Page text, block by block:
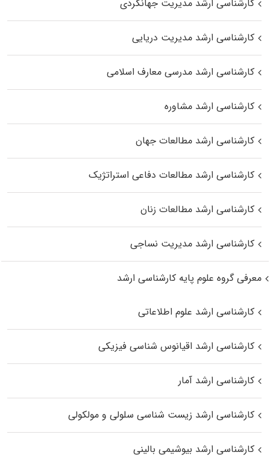
کارشناسی ارشد مدیریت جهانگردی
کارشناسی ارشد مدیریت دریایی
کارشناسی ارشد مدرسی معارف اسلامی
کارشناسی ارشد مشاوره
کارشناسی ارشد مطالعات جهان
کارشناسی ارشد مطالعات دفاعی استراتژیک
کارشناسی ارشد مطالعات زنان
کارشناسی ارشد مدیریت نساجی
معرفی گروه علوم پایه کارشناسی ارشد
کارشناسی ارشد علوم اطلاعاتی
کارشناسی ارشد اقیانوس‌ شناسی فیزیکی
کارشناسی ارشد آمار
کارشناسی ارشد زیست شناسی سلولی و مولکولی
کارشناسی ارشد بیوشیمی بالینی